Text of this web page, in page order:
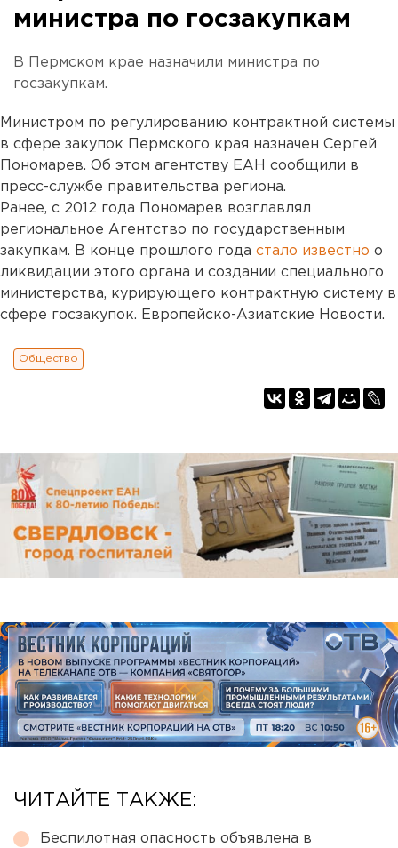
министра по госзакупкам
В Пермском крае назначили министра по
госзакупкам.
Министром по регулированию контрактной системы
в сфере закупок Пермского края назначен Сергей
Пономарев. Об этом агентству ЕАН сообщили в
пресс-службе правительства региона.
Ранее, с 2012 года Пономарев возглавлял
региональное Агентство по государственным
закупкам. В конце прошлого года стало известно о
ликвидации этого органа и создании специального
министерства, курирующего контрактную систему в
сфере госзакупок. Европейско-Азиатские Новости.
Общество
ЧИТАЙТЕ ТАКЖЕ:
Беспилотная опасность объявлена в